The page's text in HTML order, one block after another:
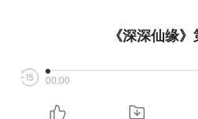
《深深仙缘
00:00